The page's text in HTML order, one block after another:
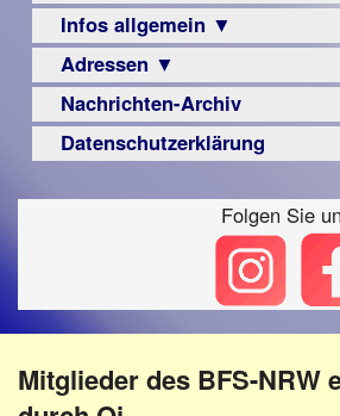
Archiv
Urteile
Infos allgemein ▼
Sehbehinderung
Frühförderung
Schule
–
Hilfsmittel
-
PC
Adressen ▼
Augenoptiker
Berufsbildungswerke
Familienratgeber
Verbände
Nachrichten-Archiv
Datenschutzerklärung
Folgen Sie
Mitglieder des BFS-NRW